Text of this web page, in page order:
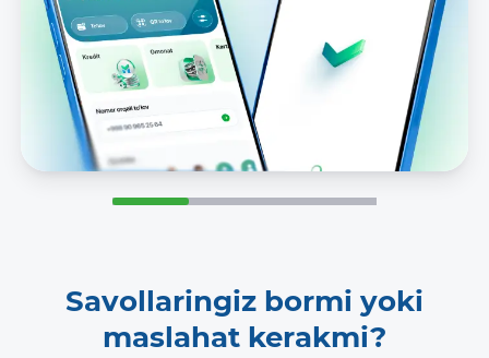
Savollaringiz bormi yoki
maslahat kerakmi?